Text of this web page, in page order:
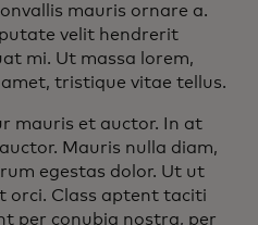
mauris ornare a.
velit hendrerit
mi. Ut massa lorem,
tristique vitae tellus.
mauris et auctor. In at
Mauris nulla diam,
egestas dolor. Ut ut
orci. Class aptent taciti
per conubia nostra, per